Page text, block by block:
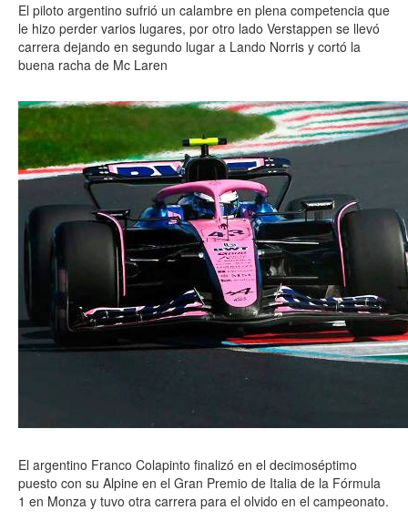
El piloto argentino sufrió un calambre en plena competencia que
le hizo perder varios lugares, por otro lado Verstappen se llevó
carrera dejando en segundo lugar a Lando Norris y cortó la
buena racha de Mc Laren
El argentino Franco Colapinto finalizó en el decimoséptimo
puesto con su Alpine en el Gran Premio de Italia de la Fórmula
1 en Monza y tuvo otra carrera para el olvido en el campeonato.